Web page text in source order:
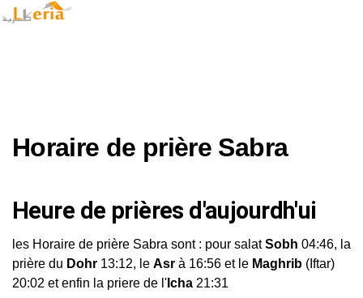
Horaire de prière Sabra
Heure de prières d'aujourdh'ui
les Horaire de prière Sabra sont : pour salatSobh 04:46, la
prière du Dohr 13:12, le Asr à 16:56 et le Maghrib (Iftar)
20:02 et enfin la priere de l' Icha 21:31